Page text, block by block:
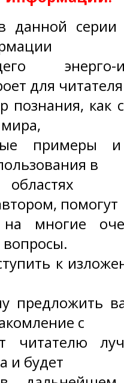
данной серии
энерго-
для читателя
познания, как
примеры
в
помогут
на многие
вопросы.
к
предложить
с
читателю
и будет